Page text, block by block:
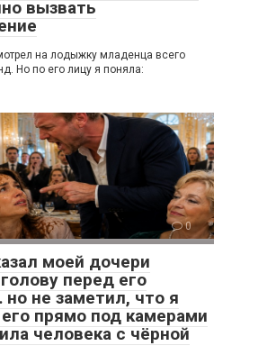
вызвать
на лодыжку младенца всего
Но по его лицу я поняла:
0
моей дочери
перед его
не заметил, что я
прямо под камерами
человека с чёрной